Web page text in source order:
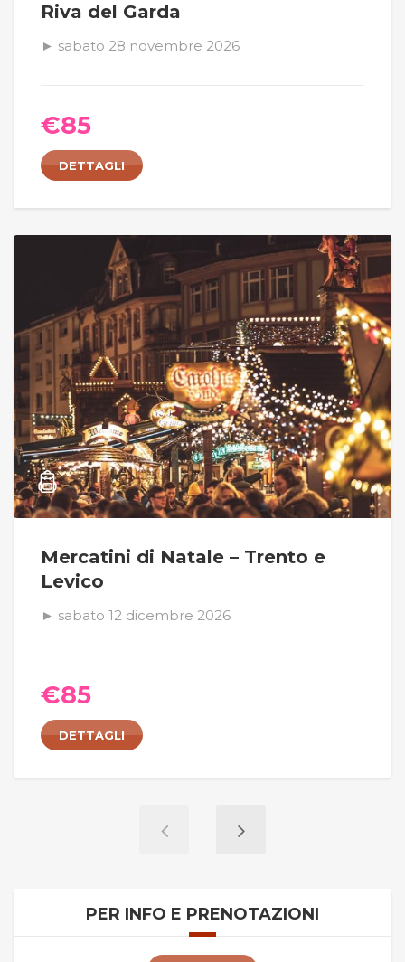
Riva del Garda
► sabato 28 novembre 2026
€85
DETTAGLI
Mercatini di Natale – Trento e
Levico
► sabato 12 dicembre 2026
€85
DETTAGLI
PER INFO E PRENOTAZIONI